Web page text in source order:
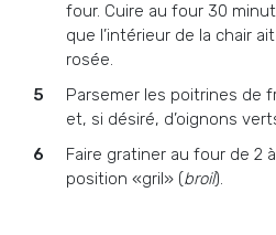
four. Cuire au four 30
que l’intérieur de la chair
rosée.
Parsemer les poitrines de
et, si désiré, d’oignons
Faire gratiner au four de 2
position «gril» (broil).